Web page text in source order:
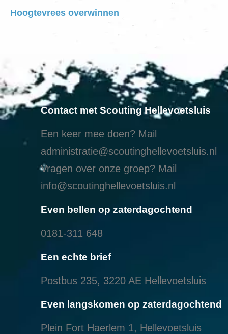
Hoogtevrees overwinnen
Contact met Scouting Hellevoetsluis
Een keer mee doen? Mail
administratie@scoutinghellevoetsluis.nl
Vragen over onze groep? Mail
info@scoutinghellevoetsluis.nl
Even bellen op zaterdagochtend
0181-311 648
Een echte brief
Postbus 235, 3220 AE Hellevoetsluis
Even langskomen op zaterdagochtend
Plein Fort Haerlem 1, Hellevoetsluis